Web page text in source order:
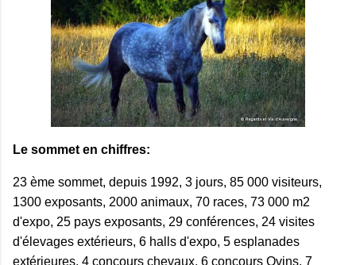
Le sommet en chiffres:
23 ème sommet, depuis 1992, 3 jours, 85 000 visiteurs,
1300 exposants, 2000 animaux, 70 races, 73 000 m2
d'expo, 25 pays exposants, 29 conférences, 24 visites
d'élevages extérieurs, 6 halls d'expo, 5 esplanades
extérieures, 4 concours chevaux, 6 concours Ovins, 7